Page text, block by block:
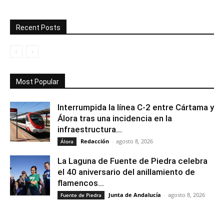
Recent Posts
Most Popular
Interrumpida la línea C-2 entre Cártama y
Álora tras una incidencia en la
infraestructura...
Álora Redacción - agosto 8, 2026
La Laguna de Fuente de Piedra celebra
el 40 aniversario del anillamiento de
flamencos...
Fuente de Piedra Junta de Andalucía - agosto 8, 2026